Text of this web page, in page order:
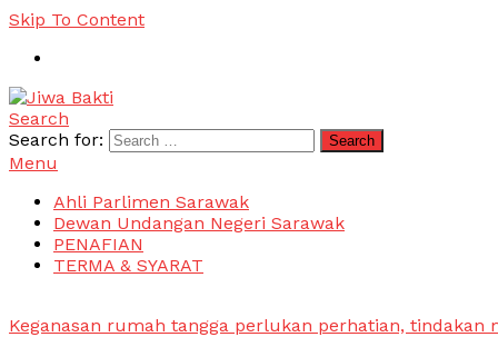
Skip To Content
Jiwa Bakti
Suara PBB Sarawak
Search
Search for:
Menu
Ahli Parlimen Sarawak
Dewan Undangan Negeri Sarawak
PENAFIAN
TERMA & SYARAT
Keganasan rumah tangga perlukan perhatian, tindakan